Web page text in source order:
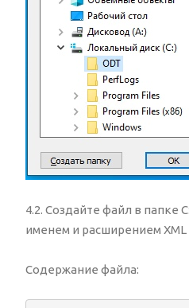
4.2. Создайте файл в папке
именем и расширением XML
Содержание файла: